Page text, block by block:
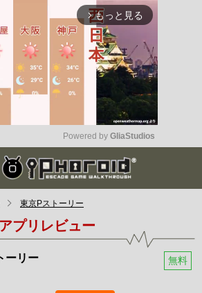
arrow_forward_ios もっと見る
Mute
Powered by GliaStudios
東京Pストーリー
アプリレビュー
ーリー 無料